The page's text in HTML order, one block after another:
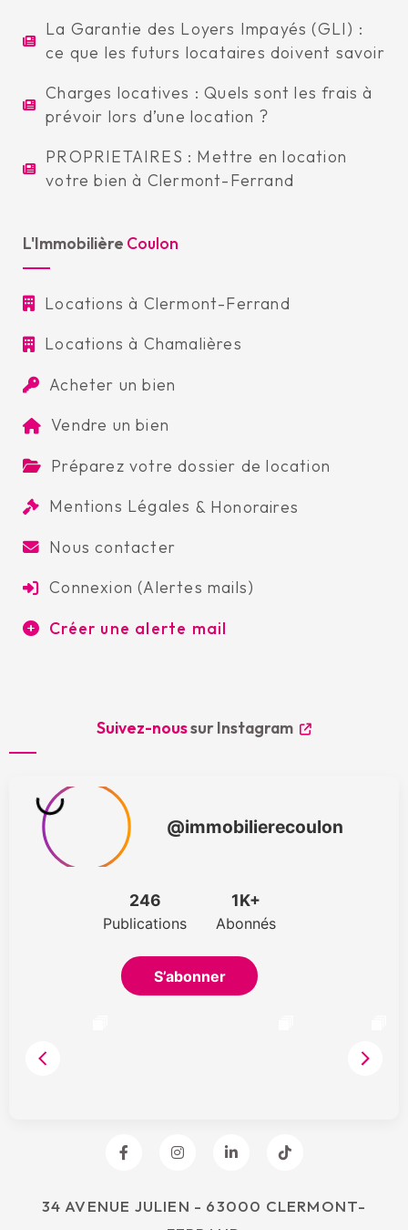
La Garantie des Loyers Impayés (GLI) :
ce que les futurs locataires doivent savoir
Charges locatives : Quels sont les frais à
prévoir lors d’une location ?
PROPRIETAIRES : Mettre en location
votre bien à Clermont-Ferrand
L'Immobilière Coulon
Locations à Clermont-Ferrand
Locations à Chamalières
Acheter un bien
Vendre un bien
Préparez votre dossier de location
Mentions Légales & Honoraires
Nous contacter
Connexion (Alertes mails)
Créer une alerte mail
Suivez-noussur Instagram
34 AVENUE JULIEN - 63000 CLERMONT-